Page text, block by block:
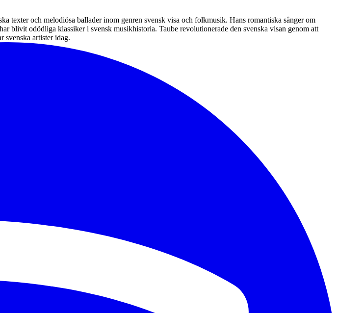
texter och melodiösa ballader inom genren svensk visa och folkmusik. Hans romantiska sånger om
odödliga klassiker i svensk musikhistoria. Taube revolutionerade den svenska visan genom att
svenska artister idag.